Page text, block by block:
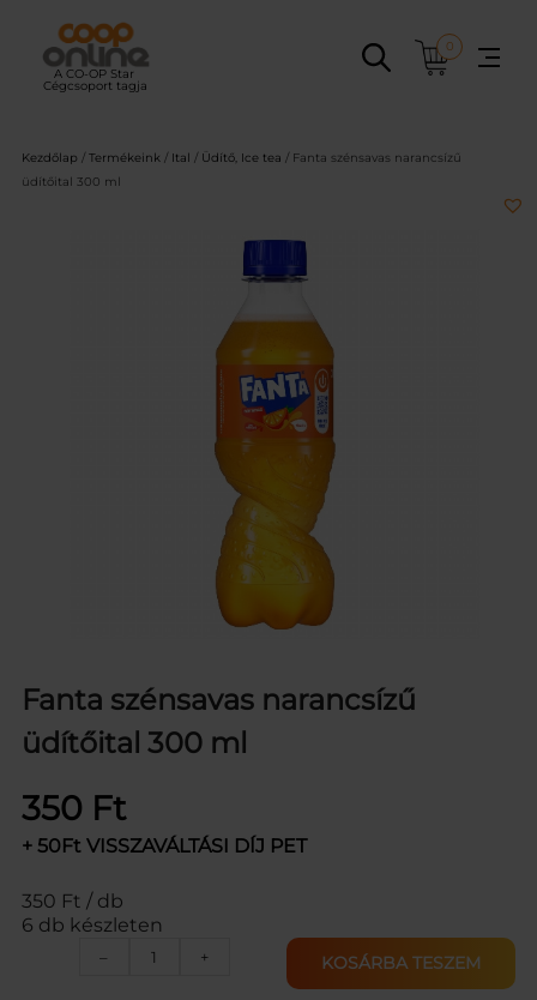
tartalomhoz
0
Kezdőlap / Termékeink / Ital / Üdítő, Ice tea / Fanta szénsavas narancsízű
üdítőital 300 ml
Fanta szénsavas narancsízű
üdítőital 300 ml
350 Ft
+ 50Ft VISSZAVÁLTÁSI DÍJ PET
350 Ft / db
6 db készleten
–
F
+ KOSÁRBA TESZEM